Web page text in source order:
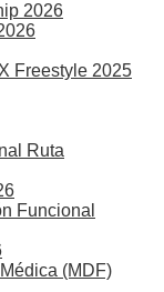
2026
Freestyle 2025
Ruta
Funcional
(MDF)